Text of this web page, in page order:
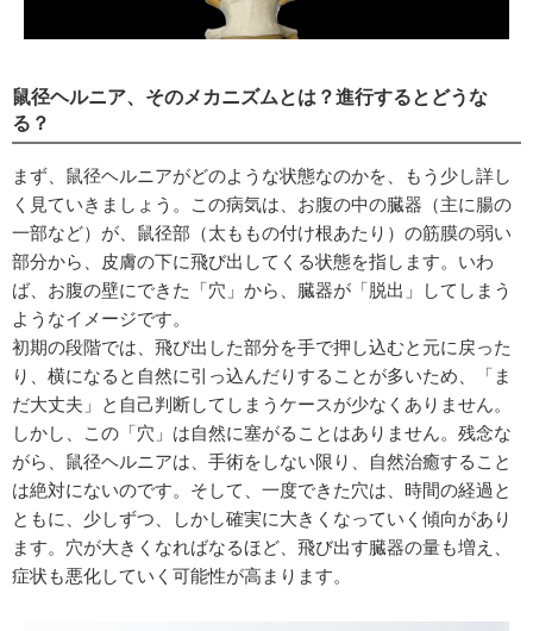
鼠径ヘルニア、そのメカニズムとは？進行するとどうな
る？
まず、鼠径ヘルニアがどのような状態なのかを、もう少し詳し
く見ていきましょう。この病気は、お腹の中の臓器（主に腸の
一部など）が、鼠径部（太ももの付け根あたり）の筋膜の弱い
部分から、皮膚の下に飛び出してくる状態を指します。いわ
ば、お腹の壁にできた「穴」から、臓器が「脱出」してしまう
ようなイメージです。
初期の段階では、飛び出した部分を手で押し込むと元に戻った
り、横になると自然に引っ込んだりすることが多いため、「ま
だ大丈夫」と自己判断してしまうケースが少なくありません。
しかし、この「穴」は自然に塞がることはありません。残念な
がら、鼠径ヘルニアは、手術をしない限り、自然治癒すること
は絶対にないのです。そして、一度できた穴は、時間の経過と
ともに、少しずつ、しかし確実に大きくなっていく傾向があり
ます。穴が大きくなればなるほど、飛び出す臓器の量も増え、
症状も悪化していく可能性が高まります。